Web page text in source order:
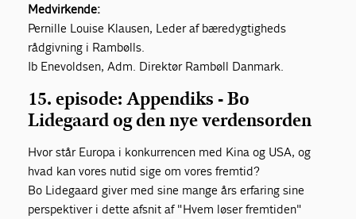
Medvirkende:
Pernille Louise Klausen, Leder af bæredygtigheds
rådgivning i Rambølls.
Ib Enevoldsen, Adm. Direktør Rambøll Danmark.
15. episode: Appendiks - Bo
Lidegaard og den nye verdensorden
Hvor står Europa i konkurrencen med Kina og USA, og
hvad kan vores nutid sige om vores fremtid?
Bo Lidegaard giver med sine mange års erfaring sine
perspektiver i dette afsnit af "Hvem løser fremtiden"